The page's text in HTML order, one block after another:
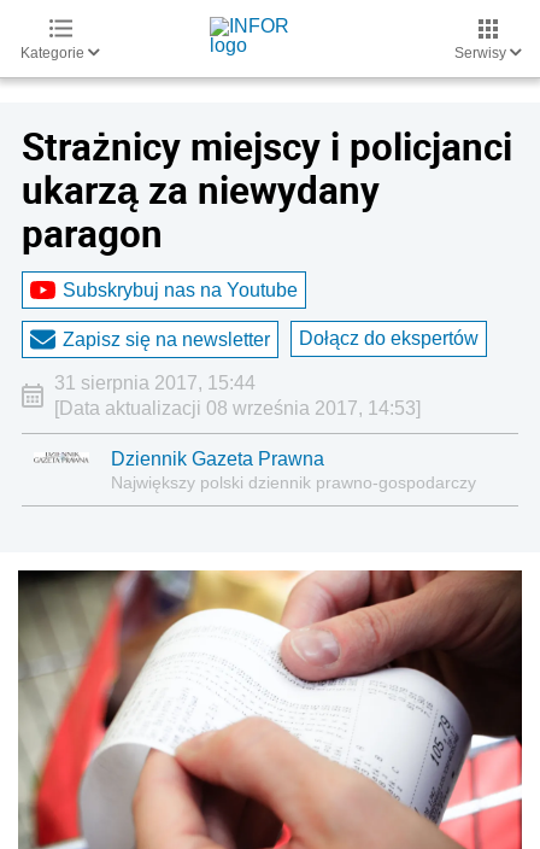
Kategorie Serwisy
Strażnicy miejscy i policjanci
ukarzą za niewydany
paragon
Subskrybuj nas na Youtube
Zapisz się na newsletter Dołącz do ekspertów
31 sierpnia 2017, 15:44
[Data aktualizacji 08 września 2017, 14:53]
Dziennik Gazeta Prawna
Największy polski dziennik prawno-gospodarczy